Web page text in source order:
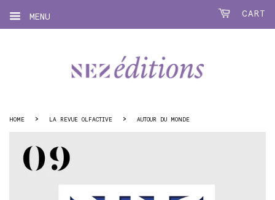
MENU CART
HOME › LA REVUE OLFACTIVE › AUTOUR DU MONDE